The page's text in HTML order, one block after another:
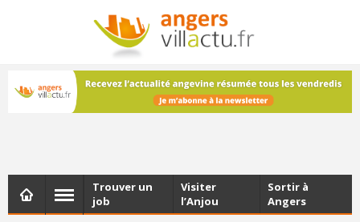
NEWSLETTER
Les dernières actualités d'Angers, chaque vendredi dans
votre boîte e-mail
Trouver un
job
Visiter
l’Anjou
Sortir à
Angers